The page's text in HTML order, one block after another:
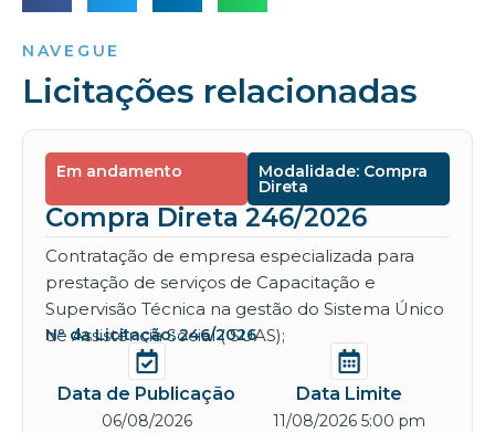
NAVEGUE
Licitações relacionadas
Em andamento Modalidade: Compra
Direta
Compra Direta 246/2026
Contratação de empresa especializada para
prestação de serviços de Capacitação e
Supervisão Técnica na gestão do Sistema Único
de Assistência Social ( SUAS);
Nº da Licitação: 246/2026
Data de Publicação
06/08/2026
Data Limite
11/08/2026 5:00 pm